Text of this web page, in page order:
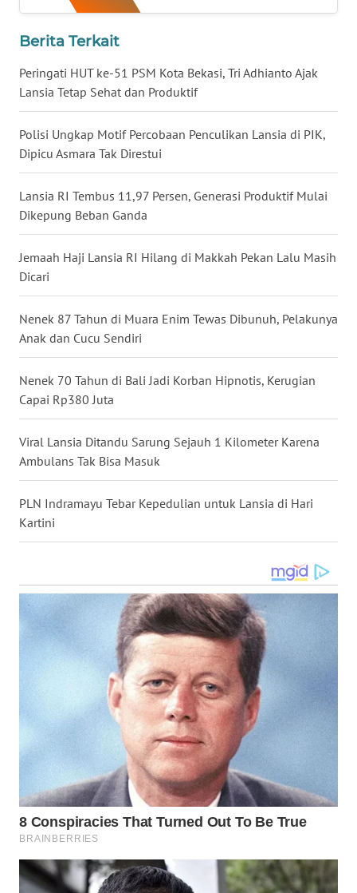
Berita Terkait
Peringati HUT ke-51 PSM Kota Bekasi, Tri Adhianto Ajak
Lansia Tetap Sehat dan Produktif
Polisi Ungkap Motif Percobaan Penculikan Lansia di PIK,
Dipicu Asmara Tak Direstui
Lansia RI Tembus 11,97 Persen, Generasi Produktif Mulai
Dikepung Beban Ganda
Jemaah Haji Lansia RI Hilang di Makkah Pekan Lalu Masih
Dicari
Nenek 87 Tahun di Muara Enim Tewas Dibunuh, Pelakunya
Anak dan Cucu Sendiri
Nenek 70 Tahun di Bali Jadi Korban Hipnotis, Kerugian
Capai Rp380 Juta
Viral Lansia Ditandu Sarung Sejauh 1 Kilometer Karena
Ambulans Tak Bisa Masuk
PLN Indramayu Tebar Kepedulian untuk Lansia di Hari
Kartini
WN
MALUKU
WN
MALUT
WN
DANAU
WN
WN
LANGKAT
WN
TAPANULI
SELATAN
WN
TANJUNG
LESUNG
WN
SIMALUNGUN
TENGAH
WN DELI
SERDANG
WN
TEBING